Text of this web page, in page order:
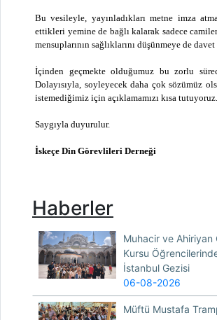
Bu vesileyle, yayınladıkları metne imza
ettikleri yemine de bağlı kalarak sadece
mensuplarının sağlıklarını düşünmeye de
İçinden geçmekte olduğumuz bu zorlu
Dolayısıyla, soyleyecek daha çok sözümüz
istemediğimiz için açıklamamızı kısa tutuyoruz.
Saygıyla duyurulur.
İskeçe Din Görevlileri Derneği
Haberler
Muhacir ve Ahiriyan
Kursu
İstanbul Gezisi
06-08-2026
Müftü Mustafa